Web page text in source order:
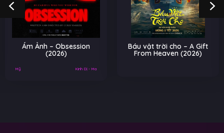
Ám Ảnh – Obsession
(2026)
Mỹ Kinh Dị - Ma
Báu vật trời cho – A Gift
From Heaven (2026)